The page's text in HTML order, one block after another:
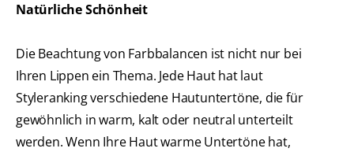
Natürliche Schönheit
Die Beachtung von Farbbalancen ist nicht nur bei
Ihren Lippen ein Thema. Jede Haut hat laut
Styleranking verschiedene Hautuntertöne, die für
gewöhnlich in warm, kalt oder neutral unterteilt
werden. Wenn Ihre Haut warme Untertöne hat,